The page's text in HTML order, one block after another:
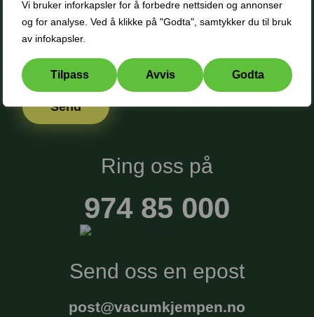
Vi bruker inforkapsler for å forbedre nettsiden og annonser
og for analyse. Ved å klikke på "Godta", samtykker du til bruk
av infokapsler.
Tilpass Avvis Godta
Ring oss på
974 85 000
Send oss en epost
post@vacumkjempen.no